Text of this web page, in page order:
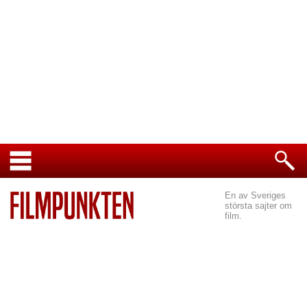
En av Sveriges
största sajter om
film.